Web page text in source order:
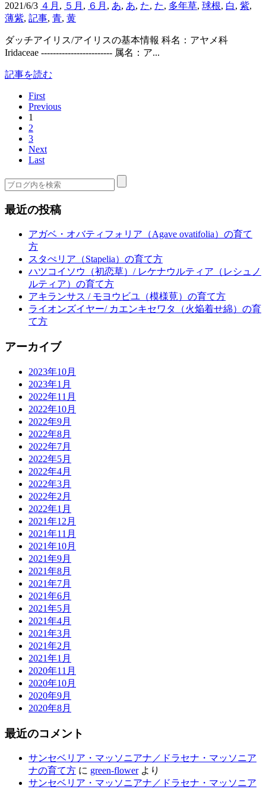
2021/6/3 ４月 , ５月 , ６月 , あ, あ, た, た, 多年草, 球根, 白, 紫,
薄紫, 記事, 青, 黄
ダッチアイリス/アイリスの基本情報 科名：アヤメ科
Iridaceae ------------------------ 属名：ア...
記事を読む
First
Previous
1
2
3
Next
Last
最近の投稿
アガベ・オバティフォリア（Agave ovatifolia）の育て
方
スタぺリア（Stapelia）の育て方
ハツコイソウ（初恋草）/ レケナウルティア（レシュノ
ルティア）の育て方
アキランサス / モヨウビユ（模様莧）の育て方
ライオンズイヤー/ カエンキセワタ（火焔着せ綿）の育
て方
アーカイブ
2023年10月
2023年1月
2022年11月
2022年10月
2022年9月
2022年8月
2022年7月
2022年5月
2022年4月
2022年3月
2022年2月
2022年1月
2021年12月
2021年11月
2021年10月
2021年9月
2021年8月
2021年7月
2021年6月
2021年5月
2021年4月
2021年3月
2021年2月
2021年1月
2020年11月
2020年10月
2020年9月
2020年8月
最近のコメント
サンセベリア・マッソニアナ／ドラセナ・マッソニア
ナの育て方 に green-flowerより
サンセベリア・マッソニアナ／ドラセナ・マッソニア